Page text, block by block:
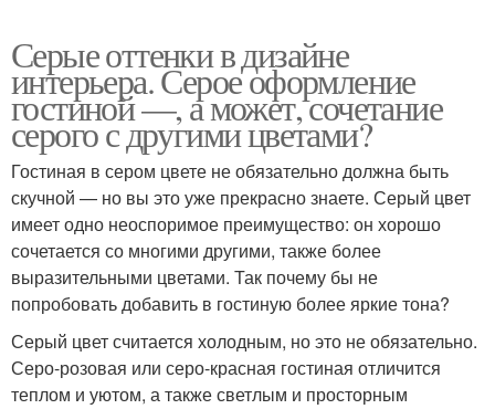
Серые оттенки в дизайне
интерьера. Серое оформление
гостиной —, а может, сочетание
серого с другими цветами?
Гостиная в сером цвете не обязательно должна быть
скучной — но вы это уже прекрасно знаете. Серый цвет
имеет одно неоспоримое преимущество: он хорошо
сочетается со многими другими, также более
выразительными цветами. Так почему бы не
попробовать добавить в гостиную более яркие тона?
Серый цвет считается холодным, но это не обязательно.
Серо-розовая или серо-красная гостиная отличится
теплом и уютом, а также светлым и просторным